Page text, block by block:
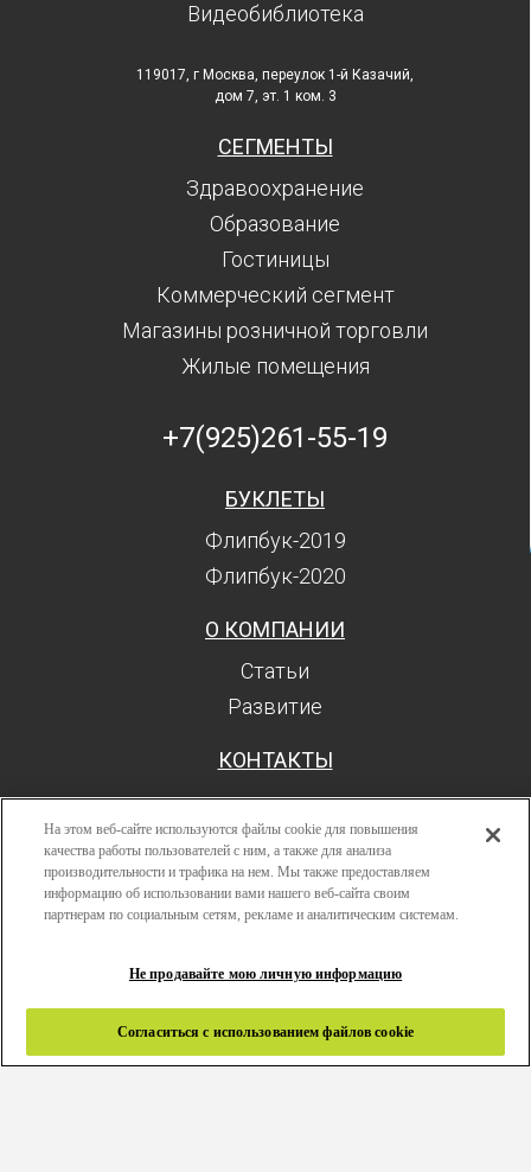
Видеобиблиотека
119017, г Москва, переулок 1-й Казачий,
дом 7, эт. 1 ком. 3
СЕГМЕНТЫ
Здравоохранение
Образование
Гостиницы
Коммерческий сегмент
Магазины розничной торговли
Жилые помещения
+7(925)261-55-19
БУКЛЕТЫ
Флипбук-2019
Флипбук-2020
О КОМПАНИИ
Статьи
Развитие
КОНТАКТЫ
Поиск
Авторизоваться
Развитие
Правила и условия
На этом веб-сайте используются файлы cookie для повышения
качества работы пользователей с ним, а также для анализа
производительности и трафика на нем. Мы также предоставляем
информацию об использовании вами нашего веб-сайта своим
партнерам по социальным сетям, рекламе и аналитическим системам.
Не продавайте мою личную информацию
Согласиться с использованием файлов cookie